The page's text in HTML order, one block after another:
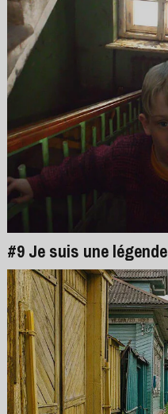
#9 Je suis une légende